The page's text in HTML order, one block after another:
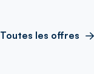
Toutes les offres